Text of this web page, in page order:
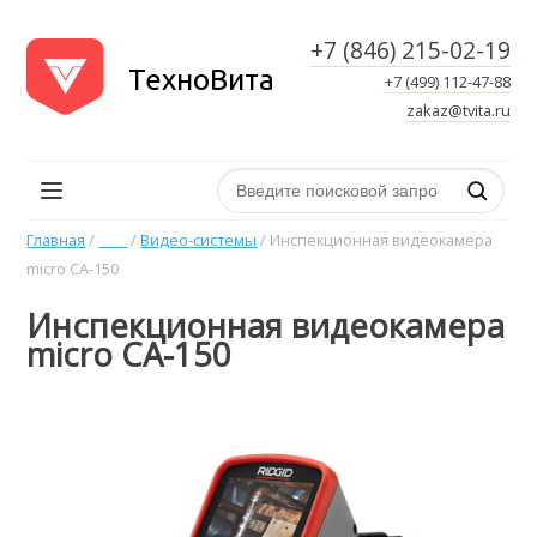
ТехноВита
+7 (846) 215-02-19
+7 (499) 112-47-88
zakaz@tvita.ru
Поиск по сайту
Главная / /Видео-системы / Инспекционная видеокамера
micro CA-150
Инспекционная видеокамера
micro CA-150